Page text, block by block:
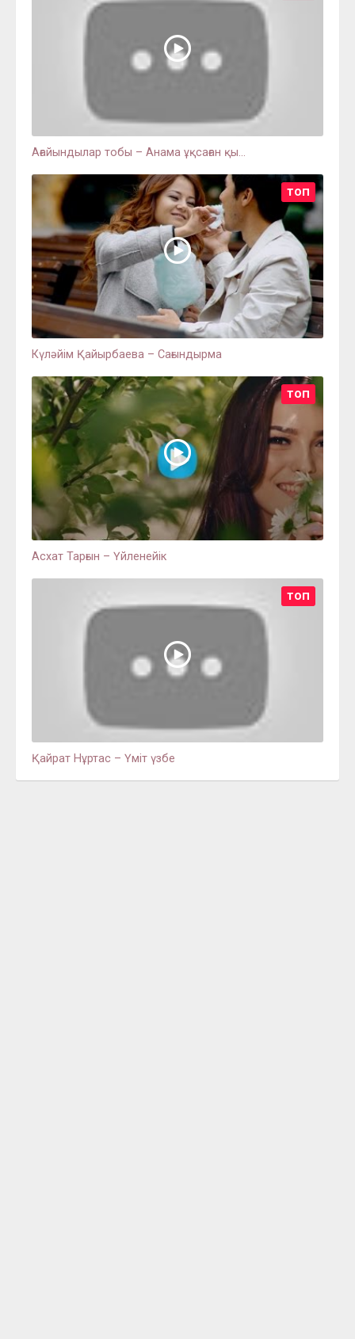
Ағайындылар тобы – Анама ұқсаған қы...
ТОП
Күләйім Қайырбаева – Сағындырма
ТОП
Асхат Тарғын – Үйленейік
ТОП
Қайрат Нұртас – Үміт үзбе